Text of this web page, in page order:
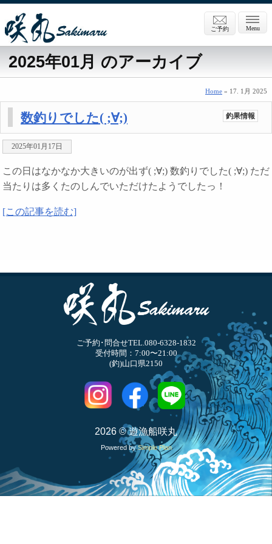
Menu
ご予約
2025年01月 のアーカイブ
Home » 17. 1月 2025
数釣りでした( ;∀;) 釣果情報
2025年01月17日
この日はなかなか大きいのが出ず( ;∀;) 数釣りでした( ;∀;) ただ
当たりは多くたのしんでいただけたようでしたっ！
[この記事を読む]
ご予約･問合せTEL.080-6328-1832
受付時間：7:00〜21:00
(釣)山口県2150
2026 © 遊漁船咲丸
Powered bySimple Plan